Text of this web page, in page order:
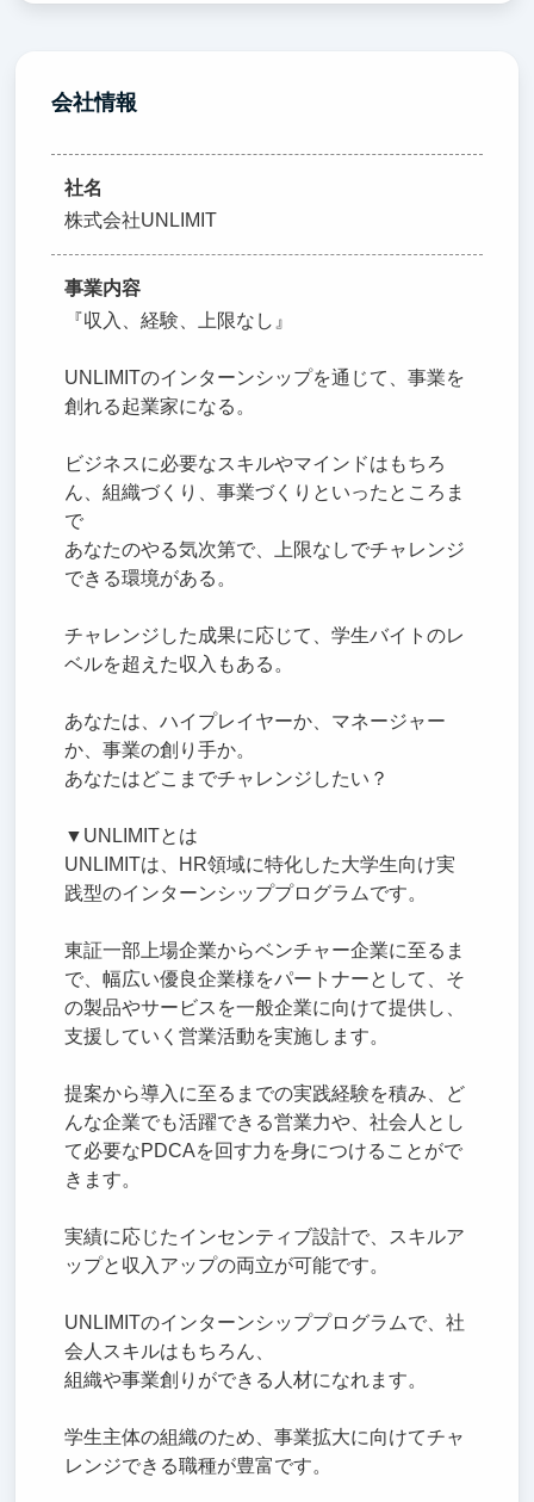
会社情報
社名
株式会社UNLIMIT
事業内容
『収入、経験、上限なし』
UNLIMITのインターンシップを通じて、事業を
創れる起業家になる。
ビジネスに必要なスキルやマインドはもちろ
ん、組織づくり、事業づくりといったところま
で
あなたのやる気次第で、上限なしでチャレンジ
できる環境がある。
チャレンジした成果に応じて、学生バイトのレ
ベルを超えた収入もある。
あなたは、ハイプレイヤーか、マネージャー
か、事業の創り手か。
あなたはどこまでチャレンジしたい？
▼UNLIMITとは
UNLIMITは、HR領域に特化した大学生向け実
践型のインターンシッププログラムです。
東証一部上場企業からベンチャー企業に至るま
で、幅広い優良企業様をパートナーとして、そ
の製品やサービスを一般企業に向けて提供し、
支援していく営業活動を実施します。
提案から導入に至るまでの実践経験を積み、ど
んな企業でも活躍できる営業力や、社会人とし
て必要なPDCAを回す力を身につけることがで
きます。
実績に応じたインセンティブ設計で、スキルア
ップと収入アップの両立が可能です。
UNLIMITのインターンシッププログラムで、社
会人スキルはもちろん、
組織や事業創りができる人材になれます。
学生主体の組織のため、事業拡大に向けてチャ
レンジできる職種が豊富です。